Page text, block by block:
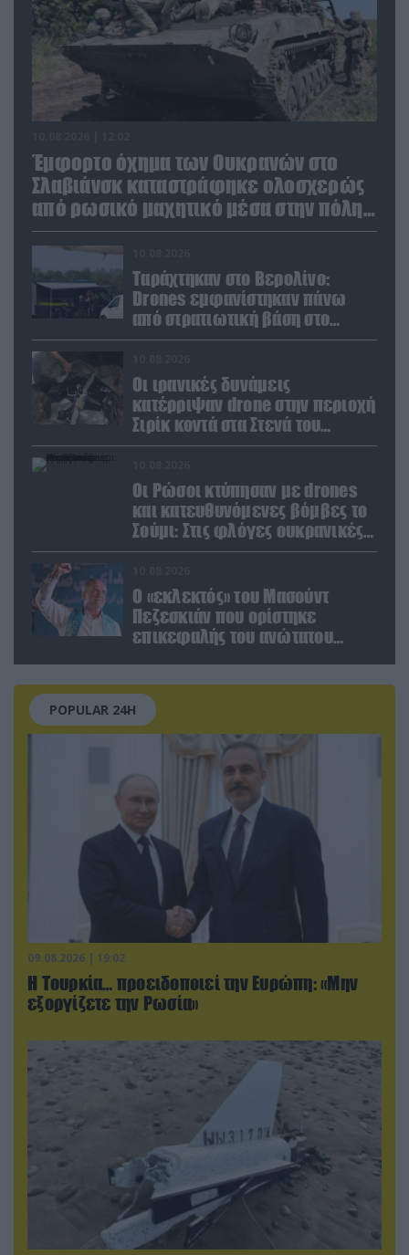
Έμφορτο όχημα των Ουκρανών στο
Σλαβιάνσκ καταστράφηκε ολοσχερώς
από ρωσικό μαχητικό μέσα στην πόλη!
(βίντεο)
Ταράχτηκαν στο Βερολίνο:
Drones εμφανίστηκαν πάνω
από στρατιωτική βάση στο
Μέχερνιχ – Γιατί έχει μεγάλη
Οι ιρανικές δυνάμεις
κατέρριψαν drone στην περιοχή
Σιρίκ κοντά στα Στενά του
Ορμούζ: Δείτε βίντεο
Οι Ρώσοι κτύπησαν με drones
και κατευθυνόμενες βόμβες το
Σούμι: Στις φλόγες ουκρανικές
ενεργειακές εγκαταστάσεις
Ο «εκλεκτός» του Μασούντ
Πεζεσκιάν που ορίστηκε
επικεφαλής του ανώτατου
POPULAR 24H
09.08.2026 | 19:02
Η Τουρκία… προειδοποιεί την Ευρώπη: «Μην
εξοργίζετε την Ρωσία»